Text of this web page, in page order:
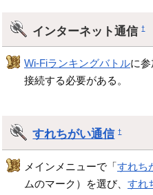
インターネット通信†
Wi-Fiランキングバトルに
接続する必要がある。
すれちがい通信 †
メインメニューで「すれち
ムのマーク）を選び、すれ